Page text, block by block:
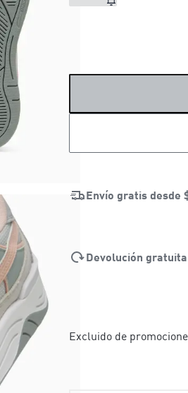
Envío gratis desde
Devolución
Excluido de